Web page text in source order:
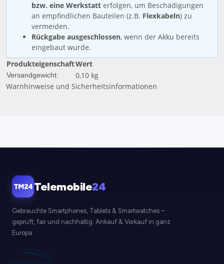
bzw. eine Werkstatt erfolgen, um Beschädigungen
an empfindlichen Bauteilen (z.B. Flexkabeln) zu
vermeiden.
Rückgabe ausgeschlossen, wenn der Akku bereits
eingebaut wurde.
ProdukteigenschaftWert
Versandgewicht:
0,10 kg
Warnhinweise und Sicherheitsinformationen
TM24 Telemobile24
Gebrauchte Smartphones, Tablets & Smartwatches –
geprüft, fair und nachhaltig. Ankauf & Verkauf in ganz
Europa.